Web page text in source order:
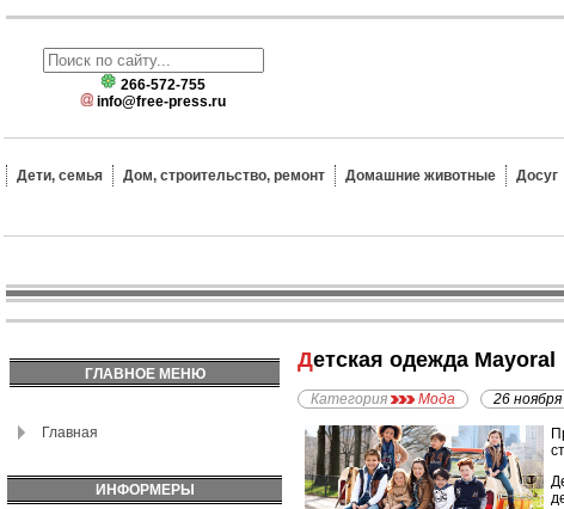
266-572-755
info@free-press.ru
Дети, семья Дом, строительство, ремонт Домашние животные Досуг
ГЛАВНОЕ МЕНЮ
Главная
ИНФОРМЕРЫ
Детская одежда Mayoral
Категория Мода 26
П